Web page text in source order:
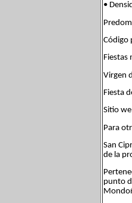
•
Virgen
Fiesta
Sitio
Para
San
de la
punto